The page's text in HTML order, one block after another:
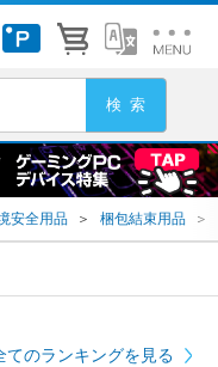
安全用品 ＞ 梱包結束用品 ＞
てのランキングを見る